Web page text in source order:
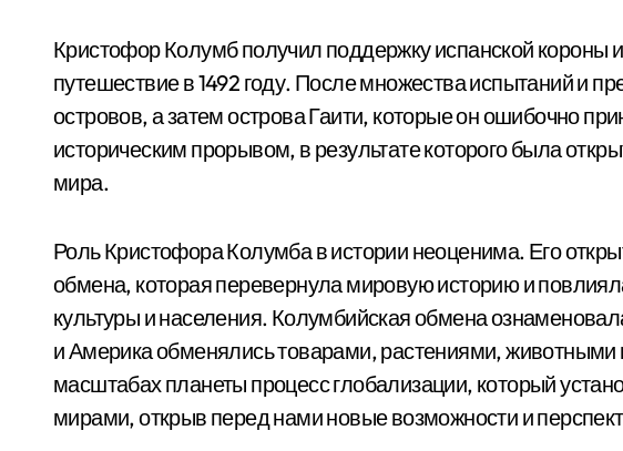
Кристофор Колумб получил поддержку испанской короны
путешествие в 1492 году. После множества испытаний и
островов, а затем острова Гаити, которые он ошибочно
историческим прорывом, в результате которого была
мира.
Роль Кристофора Колумба в истории неоценима. Его
обмена, которая перевернула мировую историю и
культуры и населения. Колумбийская обмена
и Америка обменялись товарами, растениями,
масштабах планеты процесс глобализации, который
мирами, открыв перед нами новые возможности и